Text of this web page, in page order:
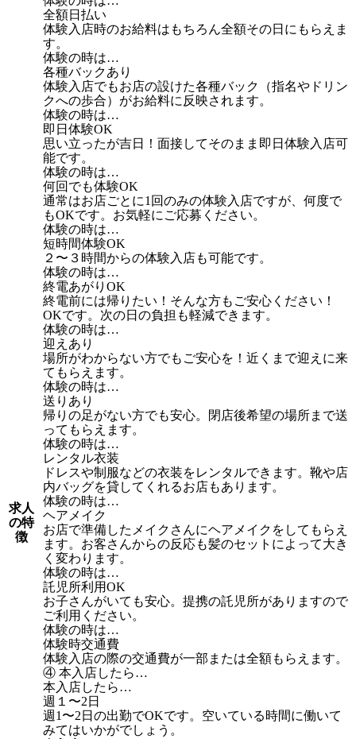
求人
の特
徴
全額日払い
体験入店時のお給料はもちろん全額その日にもらえま
す。
体験の時は…
各種バックあり
体験入店でもお店の設けた各種バック（指名やドリン
クへの歩合）がお給料に反映されます。
体験の時は…
即日体験OK
思い立ったが吉日！面接してそのまま即日体験入店可
能です。
体験の時は…
何回でも体験OK
通常はお店ごとに1回のみの体験入店ですが、何度で
もOKです。お気軽にご応募ください。
体験の時は…
短時間体験OK
２〜３時間からの体験入店も可能です。
体験の時は…
終電あがりOK
終電前には帰りたい！そんな方もご安心ください！
OKです。次の日の負担も軽減できます。
体験の時は…
迎えあり
場所がわからない方でもご安心を！近くまで迎えに来
てもらえます。
体験の時は…
送りあり
帰りの足がない方でも安心。閉店後希望の場所まで送
ってもらえます。
体験の時は…
レンタル衣装
ドレスや制服などの衣装をレンタルできます。靴や店
内バッグを貸してくれるお店もあります。
体験の時は…
ヘアメイク
お店で準備したメイクさんにヘアメイクをしてもらえ
ます。お客さんからの反応も髪のセットによって大き
く変わります。
体験の時は…
託児所利用OK
お子さんがいても安心。提携の託児所がありますので
ご利用ください。
体験の時は…
体験時交通費
体験入店の際の交通費が一部または全額もらえます。
④ 本入店したら…
本入店したら…
週１〜2日
週1〜2日の出勤でOKです。空いている時間に働いて
みてはいかがでしょう。